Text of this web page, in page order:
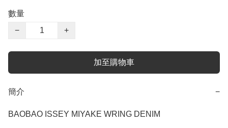
數量
−
+
加至購物車
簡介 −
BAOBAO ISSEY MIYAKE WRING DENIM